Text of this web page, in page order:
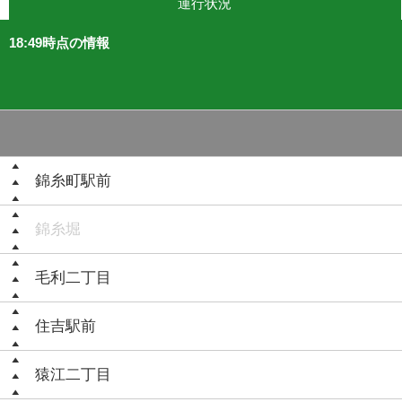
運行状況
18:49時点の情報
錦糸町駅前
錦糸堀
毛利二丁目
住吉駅前
猿江二丁目